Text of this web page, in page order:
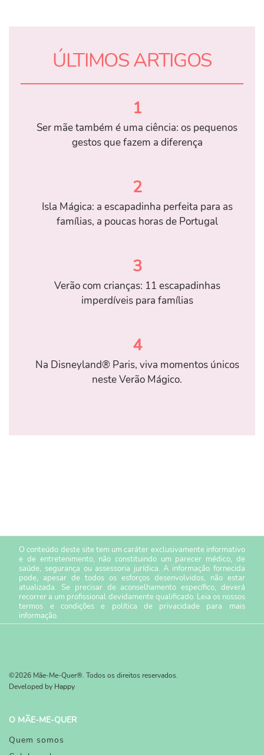
ÚLTIMOS ARTIGOS
1
Ser mãe também é uma ciência: os pequenos
gestos que fazem a diferença
2
Isla Mágica: a escapadinha perfeita para as
famílias, a poucas horas de Portugal
3
Verão com crianças: 11 escapadinhas
imperdíveis para famílias
4
Na Disneyland® Paris, viva momentos únicos
neste Verão Mágico.
O conteúdo deste site tem um caráter exclusivamente informativo
e de entretenimento, não constituindo um parecer médico, de
saúde, segurança ou assessoria jurídica. A informação fornecida
pode, apesar de todos os esforços desenvolvidos, não estar
atualizada. Se precisar de aconselhamento específico, deverá
recorrer a um profissional devidamente qualificado. Leia os nossos
termos e condiçõese política de privacidade para mais
informação.
©2026 Mãe-Me-Quer®. Todos os direitos reservados.
Developed by Happy
O MÃE-ME-QUER
Quem somos